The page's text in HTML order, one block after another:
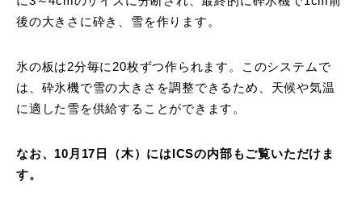
後の大きさに砕き、雪を作ります。
氷の板は2分毎に20枚ずつ作られます。このシステムで
は、砕氷機で雪の大きさを調整できるため、天候や気温
に適した雪を供給することができます。
なお、10月17日（木）にはICSの内部もご覧いただけま
す。